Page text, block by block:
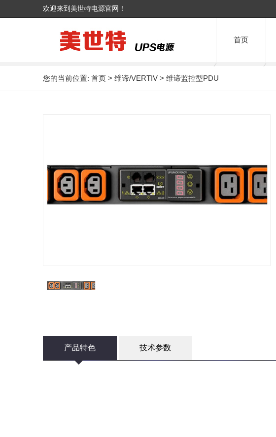
欢迎来到美世特电源官网！
首页
您的当前位置: 首页 > 维谛/VERTIV > 维谛监控型PDU
产品特色 技术参数